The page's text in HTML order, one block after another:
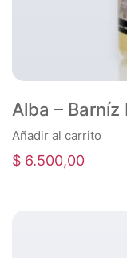
Alba – Barníz
Añadir al carrito
$ 6.500,00